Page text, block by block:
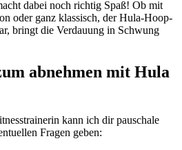
dabei noch richtig Spaß! Ob mit
oder ganz klassisch, der Hula-Hoop-
bringt die Verdauung in Schwung
abnehmen mit Hula
kann ich dir pauschale
Fragen geben: